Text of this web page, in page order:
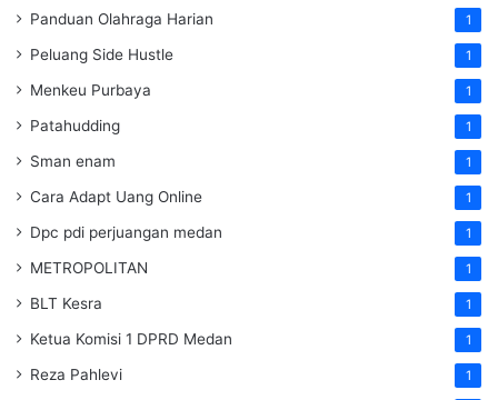
Panduan Olahraga Harian 1
Peluang Side Hustle 1
Menkeu Purbaya 1
Patahudding 1
Sman enam 1
Cara Adapt Uang Online 1
Dpc pdi perjuangan medan 1
METROPOLITAN 1
BLT Kesra 1
Ketua Komisi 1 DPRD Medan 1
Reza Pahlevi 1